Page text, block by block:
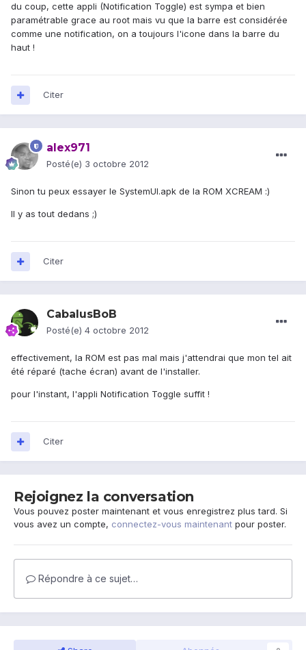
du coup, cette appli (Notification Toggle) est sympa et bien
paramétrable grace au root mais vu que la barre est considérée
comme une notification, on a toujours l'icone dans la barre du
haut !
Citer
alex971
Posté(e) 3 octobre 2012
Sinon tu peux essayer le SystemUI.apk de la ROM XCREAM :)
Il y as tout dedans ;)
Citer
CabalusBoB
Posté(e) 4 octobre 2012
effectivement, la ROM est pas mal mais j'attendrai que mon tel ait
été réparé (tache écran) avant de l'installer.
pour l'instant, l'appli Notification Toggle suffit !
Citer
Rejoignez la conversation
Vous pouvez poster maintenant et vous enregistrez plus tard. Si
vous avez un compte, connectez-vous maintenant pour poster.
Répondre à ce sujet…